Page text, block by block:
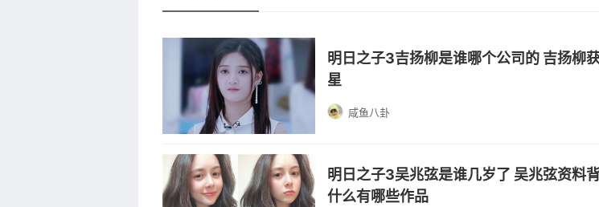
明日之子3吉扬柳是谁哪个公司的 吉扬柳
星
咸鱼八卦
明日之子3吴兆弦是谁几岁了 吴兆弦资料
什么有哪些作品